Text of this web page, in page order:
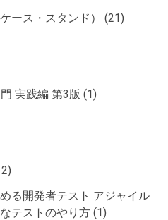
ース・スタンド）
(21)
実践編 第3版 (1)
る開発者テスト アジャイル
テストのやり方 (1)